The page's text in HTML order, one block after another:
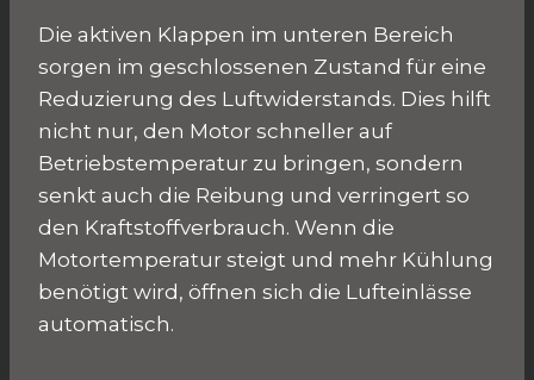
Die aktiven Klappen im unteren Bereich
sorgen im geschlossenen Zustand für eine
Reduzierung des Luftwiderstands. Dies hilft
nicht nur, den Motor schneller auf
Betriebstemperatur zu bringen, sondern
senkt auch die Reibung und verringert so
den Kraftstoffverbrauch. Wenn die
Motortemperatur steigt und mehr Kühlung
benötigt wird, öffnen sich die Lufteinlässe
automatisch.